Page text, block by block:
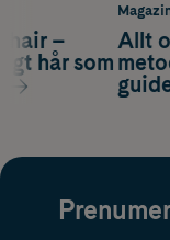
hair –
hår som
Allt